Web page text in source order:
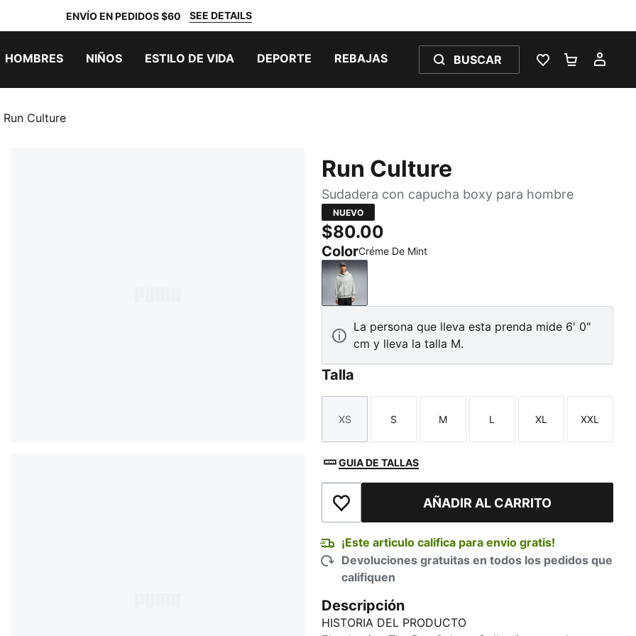
ENVÍO EN PEDIDOS $60 SEE DETAILS
HOMBRES NIÑOS ESTILO DE VIDA DEPORTE REBAJAS BUSCAR
LISTA DE
Culture
Run Culture
Sudadera con capucha boxy para hombre
NUEVO
$80.00
ColorCréme De Mint
Créme De Mint
La persona que lleva esta prenda mide 6' 0"
cm y lleva la talla M.
Talla
Talla
XS
Talla
S
Talla
M
Talla
L
Talla
XL
Talla
XXL
GUIA DE TALLAS
Añadir a la lista de deseosAÑADIR AL CARRITO
¡Este articulo califica para envio gratis!
Devoluciones gratuitas en todos los pedidos que
califiquen
Descripción
HISTORIA DEL PRODUCTO